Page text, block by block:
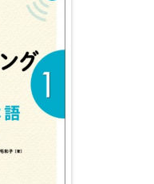
協力しながら行うこ
てのクラスメートに
でしょう。
メートとのコミュニ
を鍛える絶好の機会
ひろく触れられる2
ーマについて考えた
。
物の心情や物語のメ